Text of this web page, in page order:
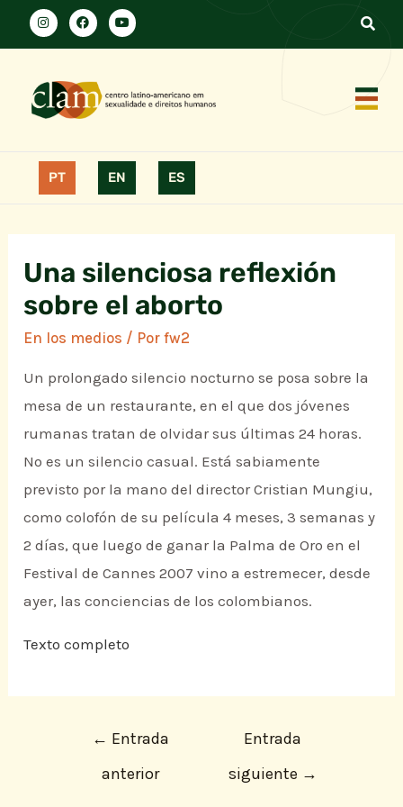
PT EN ES
Una silenciosa reflexión
sobre el aborto
En los medios / Porfw2
Un prolongado silencio nocturno se posa sobre la
mesa de un restaurante, en el que dos jóvenes
rumanas tratan de olvidar sus últimas 24 horas.
No es un silencio casual. Está sabiamente
previsto por la mano del director Cristian Mungiu,
como colofón de su película 4 meses, 3 semanas y
2 días, que luego de ganar la Palma de Oro en el
Festival de Cannes 2007 vino a estremecer, desde
ayer, las conciencias de los colombianos.
Texto completo
← Entrada
anterior
Entrada
siguiente →